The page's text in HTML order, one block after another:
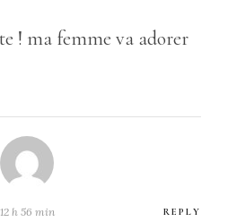
! ma femme va adorer
h 56 min REPLY